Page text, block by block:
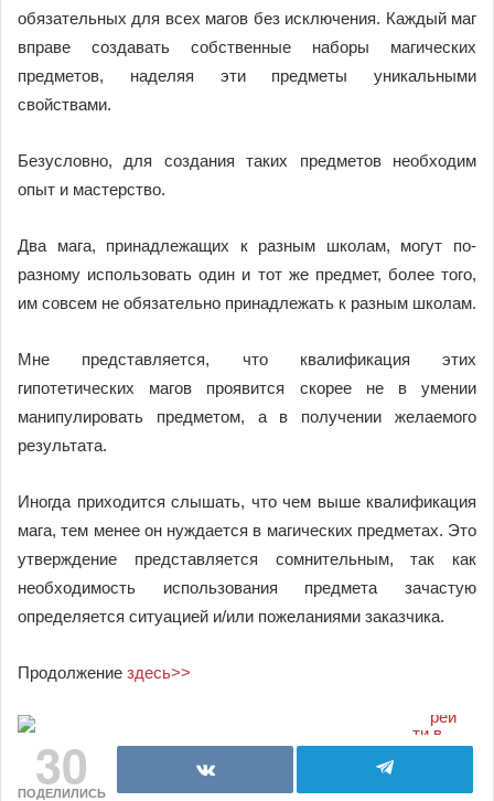
обязательных для всех магов без исключения. Каждый маг
вправе создавать собственные наборы магических
предметов, наделяя эти предметы уникальными
свойствами.
Безусловно, для создания таких предметов необходим
опыт и мастерство.
Два мага, принадлежащих к разным школам, могут по-
разному использовать один и тот же предмет, более того,
им совсем не обязательно принадлежать к разным школам.
Мне представляется, что квалификация этих
гипотетических магов проявится скорее не в умении
манипулировать предметом, а в получении желаемого
результата.
Иногда приходится слышать, что чем выше квалификация
мага, тем менее он нуждается в магических предметах. Это
утверждение представляется сомнительным, так как
необходимость использования предмета зачастую
определяется ситуацией и/или пожеланиями заказчика.
Продолжение здесь>>
30
ПОДЕЛИЛИСЬ